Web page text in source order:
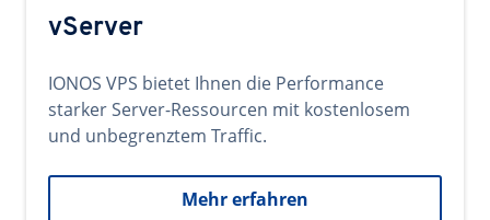
vServer
IONOS VPS bietet Ihnen die Performance
starker Server-Ressourcen mit kostenlosem
und unbegrenztem Traffic.
Mehr erfahren